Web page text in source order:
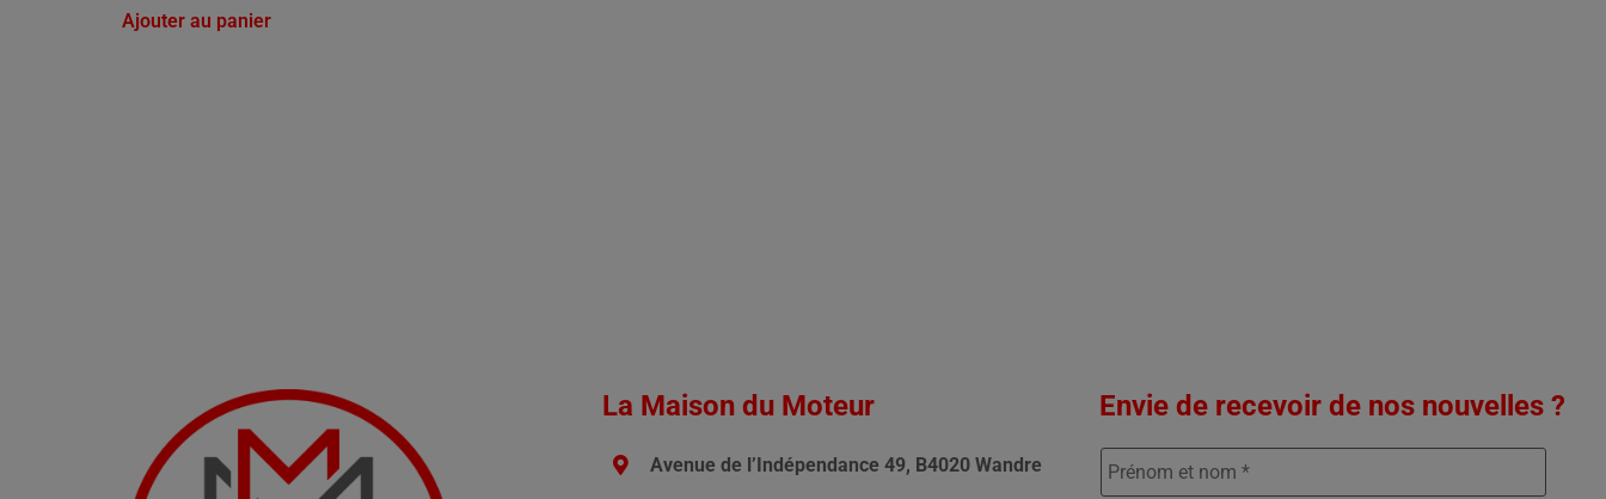
Ajouter au panier
La Maison du Moteur
Avenue de l’Indépendance 49, B4020 Wandre
Envie de recevoir de nos nouvelles ?